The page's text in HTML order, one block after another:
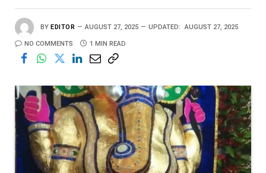
BY EDITOR AUGUST 27, 2025 UPDATED: AUGUST 27, 2025
NO COMMENTS 1 MIN READ